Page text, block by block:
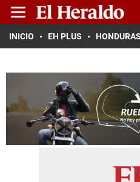
INICIO EH PLUS HONDURAS